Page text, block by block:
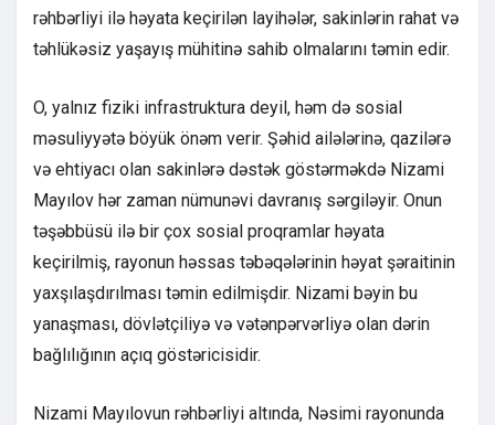
rəhbərliyi ilə həyata keçirilən layihələr, sakinlərin rahat və
təhlükəsiz yaşayış mühitinə sahib olmalarını təmin edir.
O, yalnız fiziki infrastruktura deyil, həm də sosial
məsuliyyətə böyük önəm verir. Şəhid ailələrinə, qazilərə
və ehtiyacı olan sakinlərə dəstək göstərməkdə Nizami
Mayılov hər zaman nümunəvi davranış sərgiləyir. Onun
təşəbbüsü ilə bir çox sosial proqramlar həyata
keçirilmiş, rayonun həssas təbəqələrinin həyat şəraitinin
yaxşılaşdırılması təmin edilmişdir. Nizami bəyin bu
yanaşması, dövlətçiliyə və vətənpərvərliyə olan dərin
bağlılığının açıq göstəricisidir.
Nizami Mayılovun rəhbərliyi altında, Nəsimi rayonunda